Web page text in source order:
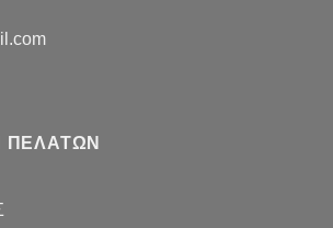
ΠΕΛΑΤΩΝ